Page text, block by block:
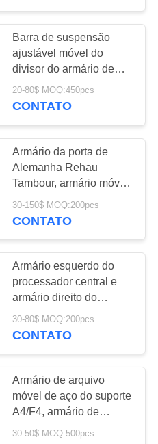
metal
60
de
de
Barra de suspensão
ajustável móvel do
divisor do armário de
arquivo da gaveta do
aço 3 do escritório na
20-80$ MOQ:450pcs
CONTATO
Armário da porta de
Alemanha Rehau
Tambour, armário móvel
de aço do transportador
do escritório
30-150$ MOQ:200pcs
CONTATO
Armário esquerdo do
processador central e
armário direito do
suporte da porta de
Tambour sob a estação
30-80$ MOQ:200pcs
CONTATO
Armário de arquivo
móvel de aço do suporte
A4/F4, armário de
armazenamento do
30-50$ MOQ:500pcs